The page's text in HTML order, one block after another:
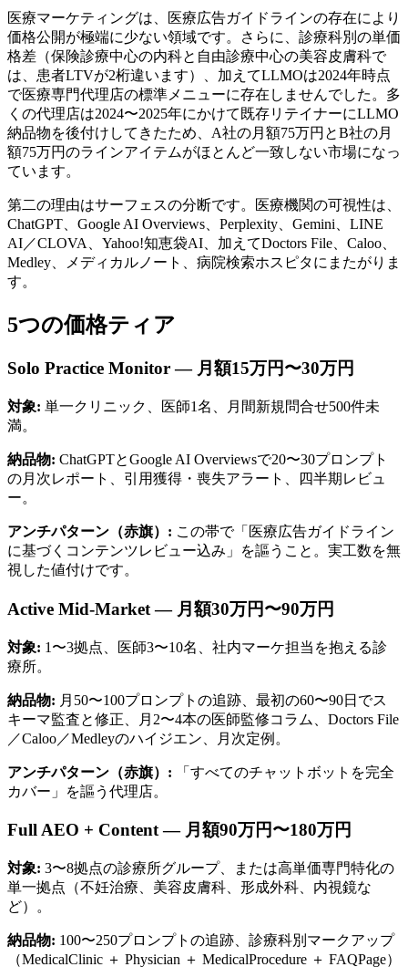
医療マーケティングは、医療広告ガイドラインの存在により
価格公開が極端に少ない領域です。さらに、診療科別の単価
格差（保険診療中心の内科と自由診療中心の美容皮膚科で
は、患者LTVが2桁違います）、加えてLLMOは2024年時点
で医療専門代理店の標準メニューに存在しませんでした。多
くの代理店は2024〜2025年にかけて既存リテイナーにLLMO
納品物を後付けしてきたため、A社の月額75万円とB社の月
額75万円のラインアイテムがほとんど一致しない市場になっ
ています。
第二の理由はサーフェスの分断です。医療機関の可視性は、
ChatGPT、Google AI Overviews、Perplexity、Gemini、LINE
AI／CLOVA、Yahoo!知恵袋AI、加えてDoctors File、Caloo、
Medley、メディカルノート、病院検索ホスピタにまたがりま
す。
5つの価格ティア
Solo Practice Monitor — 月額15万円〜30万円
対象: 単一クリニック、医師1名、月間新規問合せ500件未
満。
納品物: ChatGPTとGoogle AI Overviewsで20〜30プロンプト
の月次レポート、引用獲得・喪失アラート、四半期レビュ
ー。
アンチパターン（赤旗）: この帯で「医療広告ガイドライン
に基づくコンテンツレビュー込み」を謳うこと。実工数を無
視した値付けです。
Active Mid-Market — 月額30万円〜90万円
対象: 1〜3拠点、医師3〜10名、社内マーケ担当を抱える診
療所。
納品物: 月50〜100プロンプトの追跡、最初の60〜90日でス
キーマ監査と修正、月2〜4本の医師監修コラム、Doctors File
／Caloo／Medleyのハイジエン、月次定例。
アンチパターン（赤旗）: 「すべてのチャットボットを完全
カバー」を謳う代理店。
Full AEO + Content — 月額90万円〜180万円
対象: 3〜8拠点の診療所グループ、または高単価専門特化の
単一拠点（不妊治療、美容皮膚科、形成外科、内視鏡な
ど）。
納品物: 100〜250プロンプトの追跡、診療科別マークアップ
（MedicalClinic ＋ Physician ＋ MedicalProcedure ＋ FAQPage）